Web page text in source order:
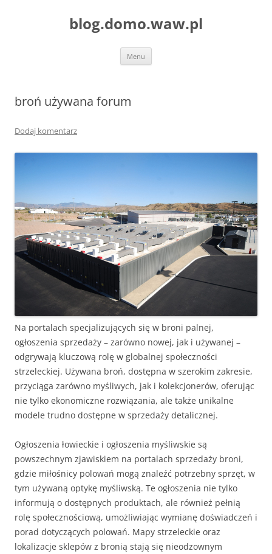
blog.domo.waw.pl
Menu
broń używana forum
Dodaj komentarz
Na portalach specjalizujących się w broni palnej,
ogłoszenia sprzedaży – zarówno nowej, jak i używanej –
odgrywają kluczową rolę w globalnej społeczności
strzeleckiej. Używana broń, dostępna w szerokim zakresie,
przyciąga zarówno myśliwych, jak i kolekcjonerów, oferując
nie tylko ekonomiczne rozwiązania, ale także unikalne
modele trudno dostępne w sprzedaży detalicznej.
Ogłoszenia łowieckie i ogłoszenia myśliwskie są
powszechnym zjawiskiem na portalach sprzedaży broni,
gdzie miłośnicy polowań mogą znaleźć potrzebny sprzęt, w
tym używaną optykę myśliwską. Te ogłoszenia nie tylko
informują o dostępnych produktach, ale również pełnią
rolę społecznościową, umożliwiając wymianę doświadczeń i
porad dotyczących polowań. Mapy strzeleckie oraz
lokalizacje sklepów z bronią stają się nieodzownym